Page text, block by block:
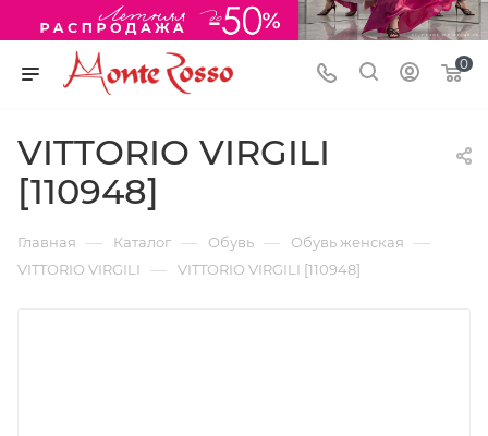
0
VITTORIO VIRGILI
[110948]
Главная — Каталог — Обувь — Обувь женская —
VITTORIO VIRGILI — VITTORIO VIRGILI [110948]